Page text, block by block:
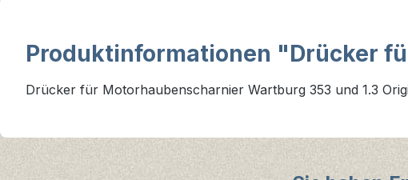
Produktinformationen "Drücker
Drücker für Motorhaubenscharnier Wartburg 353 und 1.3